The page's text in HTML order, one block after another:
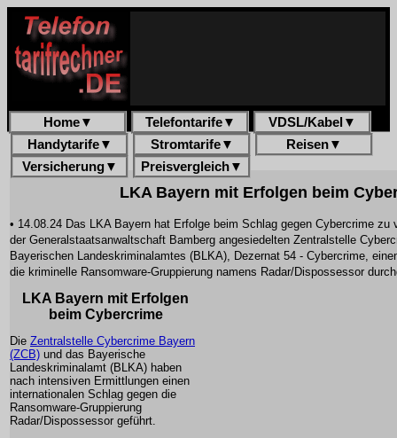
Home▼ Telefontarife▼ VDSL/Kabel ▼
Handytarife▼ Stromtarife▼ Reisen▼
Versicherung▼ Preisvergleich▼
LKA Bayern mit Erfolgen beim
• 14.08.24 Das LKA Bayern hat Erfolge beim Schlag gegen Cybercrime zu
der Generalstaatsanwaltschaft Bamberg angesiedelten Zentralstelle
Bayerischen Landeskriminalamtes (BLKA), Dezernat 54 - Cybercrime,
die kriminelle Ransomware-Gruppierung namens Radar/Dispossessor
LKA Bayern mit Erfolgen
beim Cybercrime
Die Zentralstelle Cybercrime Bayern
(ZCB) und das Bayerische
Landeskriminalamt (BLKA) haben
nach intensiven Ermittlungen einen
internationalen Schlag gegen die
Ransomware-Gruppierung
Radar/Dispossessor geführt.